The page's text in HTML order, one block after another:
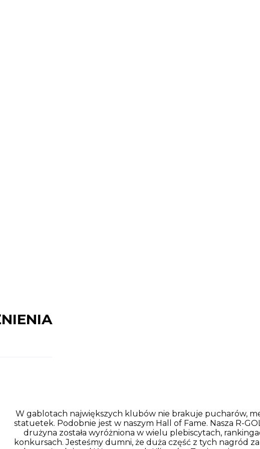
W gablotach największych klubów nie brakuje pucharów,
statuetek. Podobnie jest w naszym Hall of Fame. Nasza R-
drużyna została wyróżniona w wielu plebiscytach,
konkursach. Jesteśmy dumni, że duża część z tych nagród